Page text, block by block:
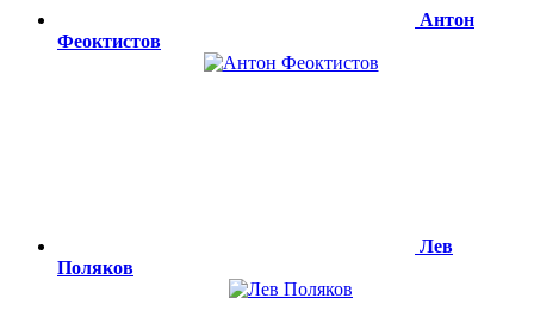
Антон
Феоктистов
Лев
Поляков